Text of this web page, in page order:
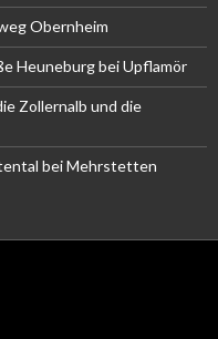
Obernheim
Heuneburg bei Upflamör
Zollernalb und die
bei Mehrstetten